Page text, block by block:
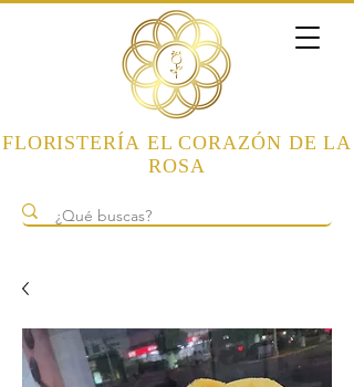
FLORISTERÍA EL CORAZÓN DE LA
ROSA